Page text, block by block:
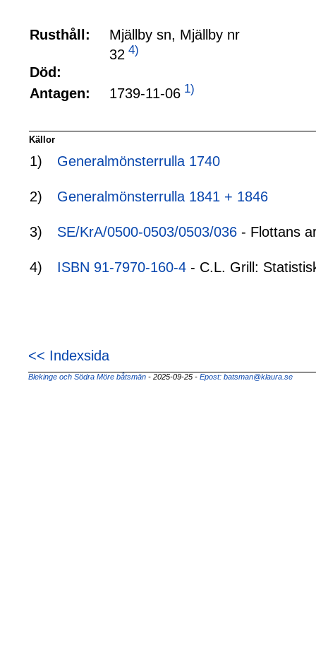
Rusthåll:
Mjällby sn, Mjällby nr
32 4)
Död:
Antagen:
1739-11-06 1)
Källor
1) Generalmönsterrulla 1740
2) Generalmönsterrulla 1841 + 1846
3) SE/KrA/0500-0503/0503/036 - Flottans
4) ISBN 91-7970-160-4 - C.L. Grill:
<< Indexsida
Blekinge och Södra Möre båtsmän - 2025-09-25 - Epost: batsman@klaura.se